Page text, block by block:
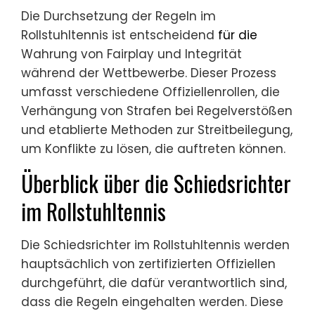
Die Durchsetzung der Regeln im
Rollstuhltennis ist entscheidend für die
Wahrung von Fairplay und Integrität
während der Wettbewerbe. Dieser Prozess
umfasst verschiedene Offiziellenrollen, die
Verhängung von Strafen bei Regelverstößen
und etablierte Methoden zur Streitbeilegung,
um Konflikte zu lösen, die auftreten können.
Überblick über die Schiedsrichter
im Rollstuhltennis
Die Schiedsrichter im Rollstuhltennis werden
hauptsächlich von zertifizierten Offiziellen
durchgeführt, die dafür verantwortlich sind,
dass die Regeln eingehalten werden. Diese